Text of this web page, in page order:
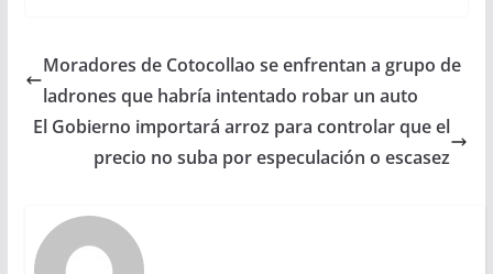
Moradores de Cotocollao se enfrentan a grupo de
ladrones que habría intentado robar un auto
El Gobierno importará arroz para controlar que el
precio no suba por especulación o escasez